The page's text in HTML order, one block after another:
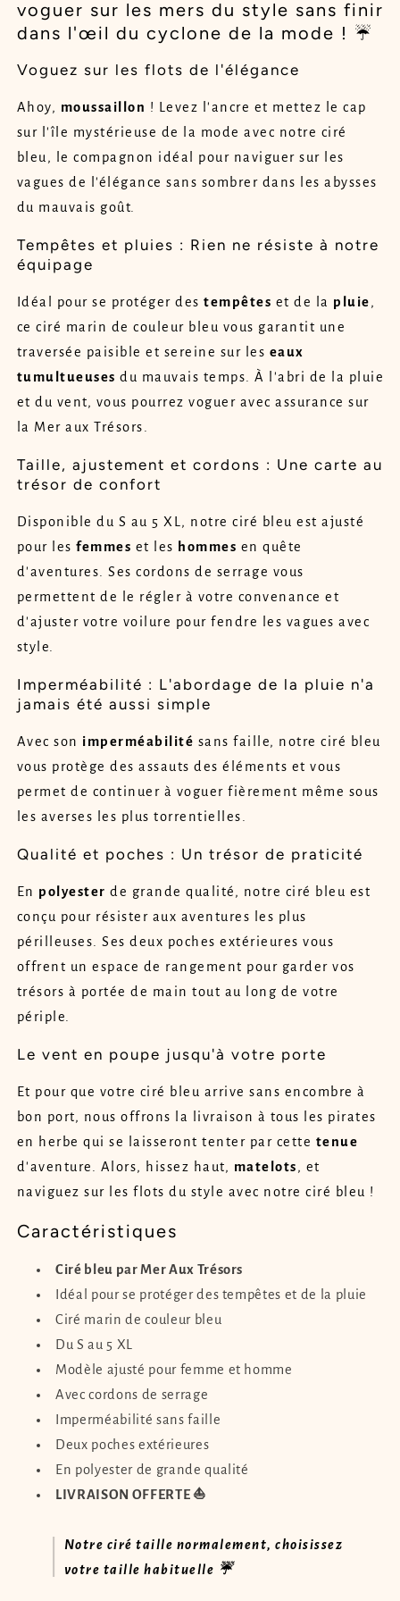
voguer sur les mers du style sans finir
dans l'œil du cyclone de la mode ! ☔
Voguez sur les flots de l'élégance
Ahoy, moussaillon ! Levez l'ancre et mettez le cap
sur l'île mystérieuse de la mode avec notre ciré
bleu, le compagnon idéal pour naviguer sur les
vagues de l'élégance sans sombrer dans les abysses
du mauvais goût.
Tempêtes et pluies : Rien ne résiste à notre
équipage
Idéal pour se protéger des tempêtes et de la pluie,
ce ciré marin de couleur bleu vous garantit une
traversée paisible et sereine sur les eaux
tumultueuses du mauvais temps. À l'abri de la pluie
et du vent, vous pourrez voguer avec assurance sur
la Mer aux Trésors.
Taille, ajustement et cordons : Une carte au
trésor de confort
Disponible du S au 5 XL, notre ciré bleu est ajusté
pour les femmes et les hommes en quête
d'aventures. Ses cordons de serrage vous
permettent de le régler à votre convenance et
d'ajuster votre voilure pour fendre les vagues avec
style.
Imperméabilité : L'abordage de la pluie n'a
jamais été aussi simple
Avec son imperméabilité sans faille, notre ciré bleu
vous protège des assauts des éléments et vous
permet de continuer à voguer fièrement même sous
les averses les plus torrentielles.
Qualité et poches : Un trésor de praticité
En polyester de grande qualité, notre ciré bleu est
conçu pour résister aux aventures les plus
périlleuses. Ses deux poches extérieures vous
offrent un espace de rangement pour garder vos
trésors à portée de main tout au long de votre
périple.
Le vent en poupe jusqu'à votre porte
Et pour que votre ciré bleu arrive sans encombre à
bon port, nous offrons la livraison à tous les pirates
en herbe qui se laisseront tenter par cette tenue
d'aventure. Alors, hissez haut, matelots, et
naviguez sur les flots du style avec notre ciré bleu !
Caractéristiques
Ciré bleu par Mer Aux Trésors
Idéal pour se protéger des tempêtes et de la pluie
Ciré marin de couleur bleu
Du S au 5 XL
Modèle ajusté pour femme et homme
Avec cordons de serrage
Imperméabilité sans faille
Deux poches extérieures
En polyester de grande qualité
LIVRAISON OFFERTE ⛵
Notre ciré taille normalement, choisissez
votre taille habituelle ☔